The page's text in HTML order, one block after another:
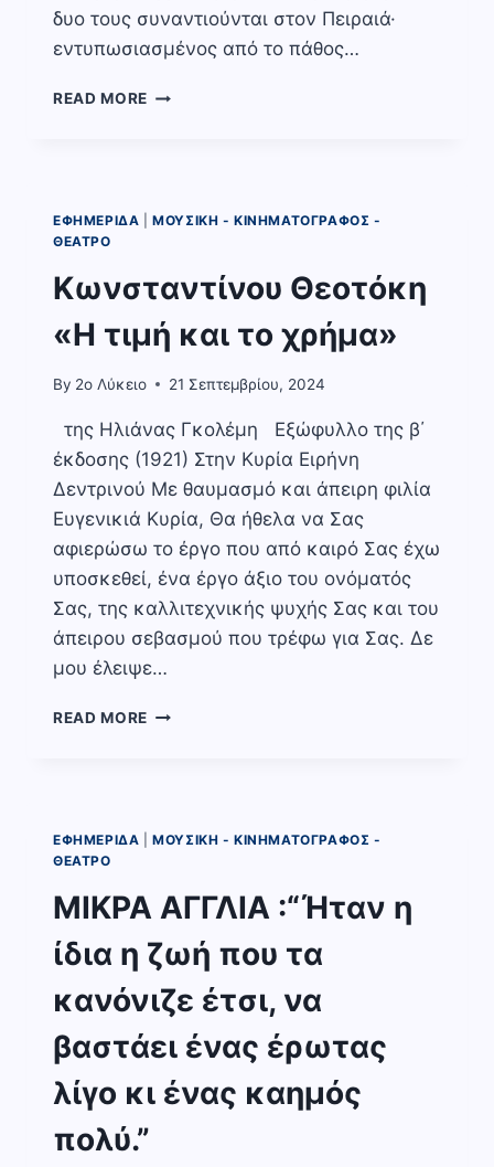
δυο τους συναντιούνται στον Πειραιά·
εντυπωσιασμένος από το πάθος…
READ MORE ΝΙΚΟΣ
ΕΦΗΜΕΡΊΔΑ |ΜΟΥΣΙΚΉ - ΚΙΝΗΜΑΤΟΓΡΆΦΟΣ -
ΘΈΑΤΡΟ
Κωνσταντίνου Θεοτόκη
«Η τιμή και το χρήμα»
By 2o Λύκειο 21 Σεπτεμβρίου, 2024
της Ηλιάνας Γκολέμη Εξώφυλλο της β΄
έκδοσης (1921) Στην Κυρία Ειρήνη
Δεντρινού Με θαυμασμό και άπειρη φιλία
Ευγενικιά Κυρία, Θα ήθελα να Σας
αφιερώσω το έργο που από καιρό Σας έχω
υποσκεθεί, ένα έργο άξιο του ονόματός
Σας, της καλλιτεχνικής ψυχής Σας και του
άπειρου σεβασμού που τρέφω για Σας. Δε
μου έλειψε…
READ MORE ΚΩΝΣΤΑΝΤΊΝΟΥ
ΕΦΗΜΕΡΊΔΑ |ΜΟΥΣΙΚΉ - ΚΙΝΗΜΑΤΟΓΡΆΦΟΣ -
ΘΈΑΤΡΟ
ΜΙΚΡΑ ΑΓΓΛΙΑ :“Ήταν η
ίδια η ζωή που τα
κανόνιζε έτσι, να
βαστάει ένας έρωτας
λίγο κι ένας καημός
πολύ.”